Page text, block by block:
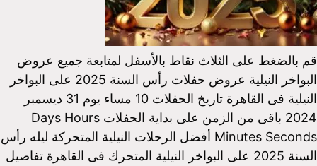
قم بالضغط على الثلاث نقاط بالأسفل لمتابعة جميع عروض
البواخر النيلية عروض حفلات رأس السنة 2025 على البواخر
النيلية فى القاهرة تاريخ الحفلات 10 مساء يوم 31 ديسمبر
2024 باقى من الزمن على بداية الحفلات Days Hours
Minutes Seconds أفضل الرحلات النيلية المتحركة ليله رأس
السنة 2025 على البواخر النيلية المتحرك فى القاهرة تفاصيل